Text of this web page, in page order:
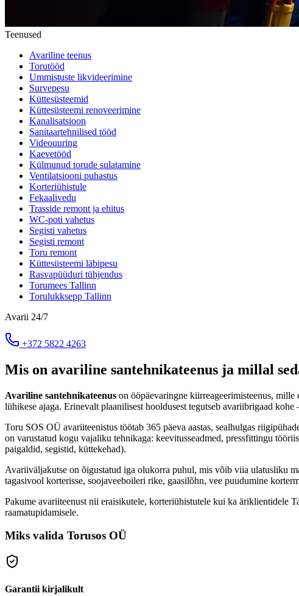
Teenused
Avariline teenus
Torutööd
Ummistuste likvideerimine
Survepesu
Küttesüsteemid
Küttesüsteemi renoveerimine
Kanalisatsioon
Sanitaartehnilised tööd
Videouuring
Kaevetööd
Külmunud torude sulatamine
Ventilatsiooni puhastus
Korteriühistule
Fekaalivedu
Trasside remont ja ehitus
WC-poti vahetus
Segisti vahetus
Segisti remont
Toru remont
Küttesüsteemi läbipesu
Rasvapüüduri tühjendus
Torumees Tallinn
Torulukksepp Tallinn
Avarii 24/7
+372 5822 4263
Mis on avariline santehnikateenus ja millal
Avariline santehnikateenus on ööpäevaringne kiirreageerimisteenus,
lühikese ajaga. Erinevalt plaanilisest hooldusest tegutseb avariibrigaad
Toru SOS OÜ avariiteenistus töötab 365 päeva aastas, sealhulgas
on varustatud kogu vajaliku tehnikaga: keevitusseadmed, pressfittingu
paigaldid, segistid, küttekehad).
Avariiväljakutse on õigustatud iga olukorra puhul, mis võib viia ulatusliku
tagasivool korterisse, soojaveeboileri rike, gaasilõhn, vee puudumine
Pakume avariiteenust nii eraisikutele, korteriühistutele kui ka
raamatupidamisele.
Miks valida Torusos OÜ
Garantii kirjalikult